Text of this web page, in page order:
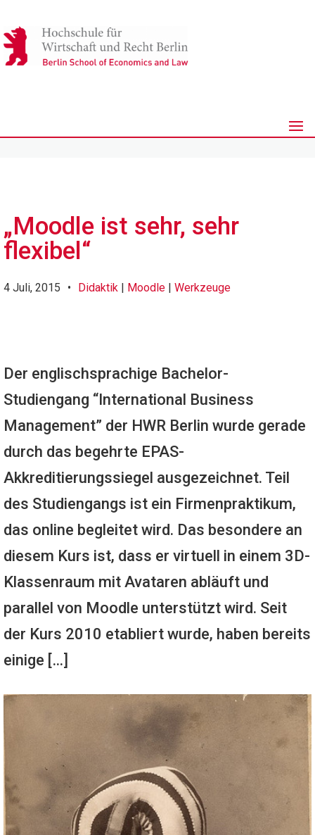
„Moodle ist sehr, sehr
flexibel“
4 Juli, 2015 • Didaktik | Moodle | Werkzeuge
Der englischsprachige Bachelor-
Studiengang “International Business
Management” der HWR Berlin wurde gerade
durch das begehrte EPAS-
Akkreditierungssiegel ausgezeichnet. Teil
des Studiengangs ist ein Firmenpraktikum,
das online begleitet wird. Das besondere an
diesem Kurs ist, dass er virtuell in einem 3D-
Klassenraum mit Avataren abläuft und
parallel von Moodle unterstützt wird. Seit
der Kurs 2010 etabliert wurde, haben bereits
einige […]